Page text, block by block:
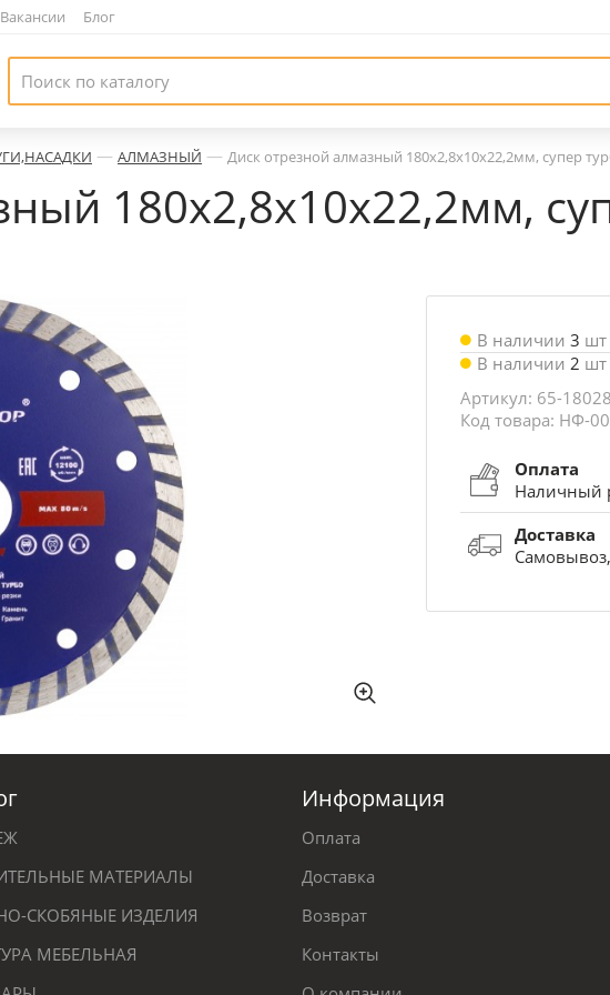
Вакансии Блог
— АЛМАЗНЫЙ — Диск отрезной алмазный 180х2,8х10х22,2мм, супер
180х2,8х10х22,2мм,
В наличии 3 шт
В наличии 2 шт
Артикул: 65-18028
Код товара: НФ-
Оплата
Наличный
Доставка
МАТЕРИАЛЫ
СКОБЯНЫЕ ИЗДЕЛИЯ
МЕБЕЛЬНАЯ
Информация
Оплата
Доставка
Возврат
Контакты